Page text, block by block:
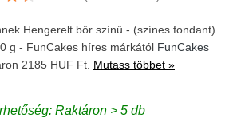
Hengerelt bőr színű - (színes fondant)
g - FunCakes híres márkától FunCakes
2185 HUF Ft. Mutass többet »
Raktáron > 5 db